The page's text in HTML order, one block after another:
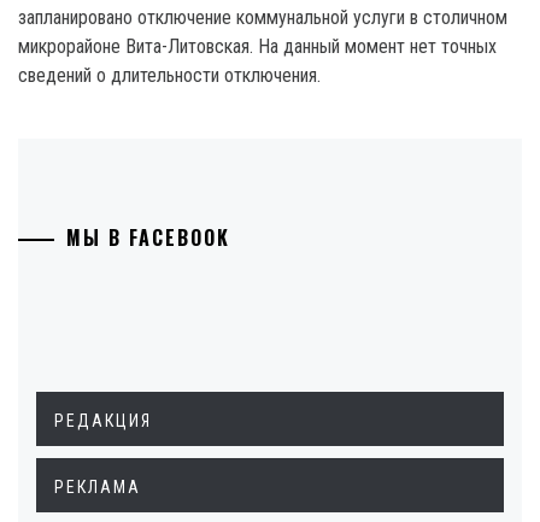
запланировано отключение коммунальной услуги в столичном
микрорайоне Вита-Литовская. На данный момент нет точных
сведений о длительности отключения.
МЫ В FACEBOOK
РЕДАКЦИЯ
РЕКЛАМА